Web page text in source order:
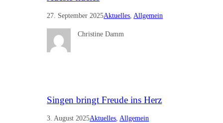
27. September 2025Aktuelles, Allgemein
Christine Damm
Singen bringt Freude ins Herz
3. August 2025Aktuelles Allgemein